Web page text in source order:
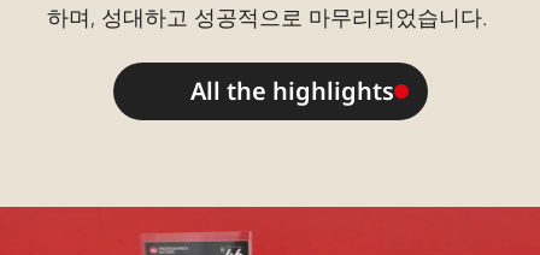
하며, 성대하고 성공적으로 마무리되었습니다.
All the highlights